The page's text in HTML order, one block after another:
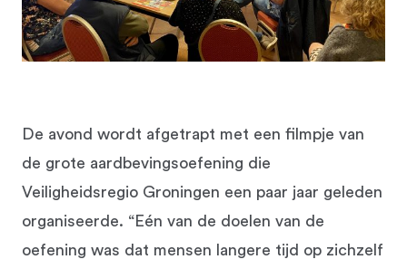
De avond wordt afgetrapt met een filmpje van
de grote aardbevingsoefening die
Veiligheidsregio Groningen een paar jaar geleden
organiseerde. “Eén van de doelen van de
oefening was dat mensen langere tijd op zichzelf